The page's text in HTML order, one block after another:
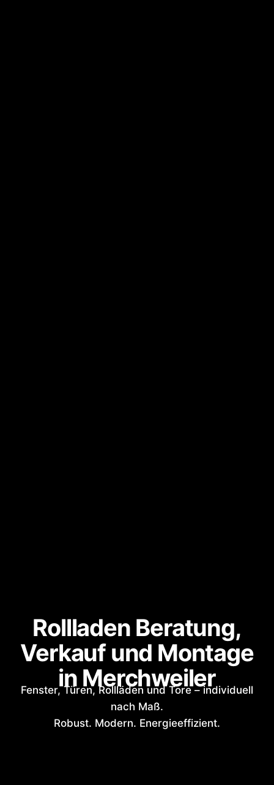
Rollladen Beratung,
Verkauf und Montage
in Merchweiler
Fenster, Türen, Rollläden und Tore – individuell
nach Maß.
Robust. Modern. Energieeffizient.